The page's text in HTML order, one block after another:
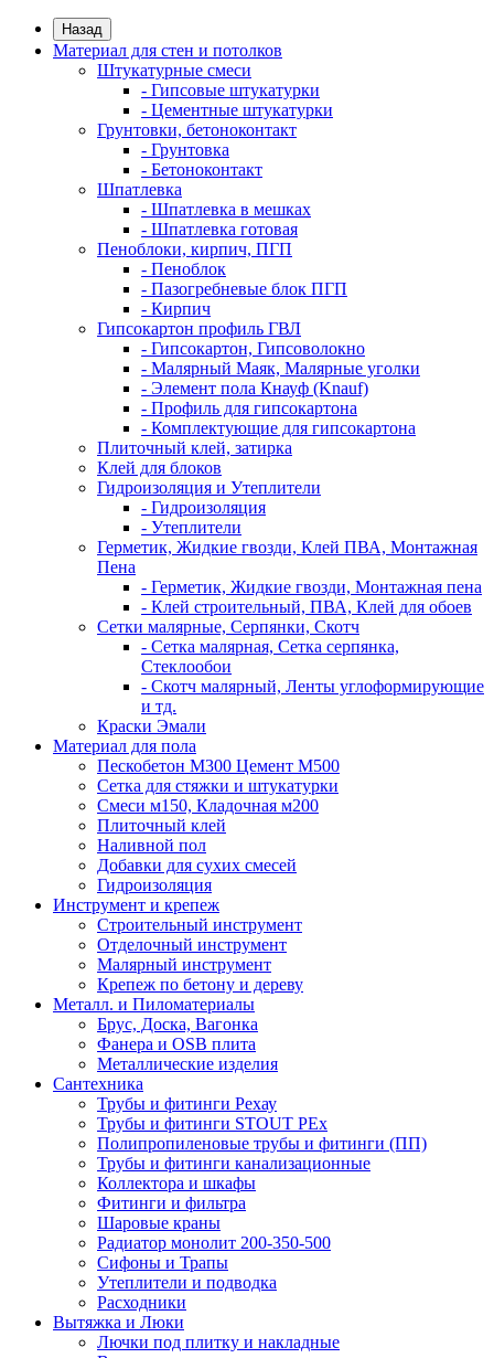
Назад
Материал для стен и потолков
Штукатурные смеси
- Гипсовые штукатурки
- Цементные штукатурки
Грунтовки, бетоноконтакт
- Грунтовка
- Бетоноконтакт
Шпатлевка
- Шпатлевка в мешках
- Шпатлевка готовая
Пеноблоки, кирпич, ПГП
- Пеноблок
- Пазогребневые блок ПГП
- Кирпич
Гипсокартон профиль ГВЛ
- Гипсокартон, Гипсоволокно
- Малярный Маяк, Малярные уголки
- Элемент пола Кнауф (Knauf)
- Профиль для гипсокартона
- Комплектующие для гипсокартона
Плиточный клей, затирка
Клей для блоков
Гидроизоляция и Утеплители
- Гидроизоляция
- Утеплители
Герметик, Жидкие гвозди, Клей ПВА, Монтажная
Пена
- Герметик, Жидкие гвозди, Монтажная пена
- Клей строительный, ПВА, Клей для обоев
Сетки малярные, Серпянки, Скотч
- Сетка малярная, Сетка серпянка,
Стеклообои
- Скотч малярный, Ленты углоформирующие
и тд.
Краски Эмали
Материал для пола
Пескобетон М300 Цемент М500
Сетка для стяжки и штукатурки
Смеси м150, Кладочная м200
Плиточный клей
Наливной пол
Добавки для сухих смесей
Гидроизоляция
Инструмент и крепеж
Строительный инструмент
Отделочный инструмент
Малярный инструмент
Крепеж по бетону и дереву
Металл. и Пиломатериалы
Брус, Доска, Вагонка
Фанера и OSB плита
Металлические изделия
Сантехника
Трубы и фитинги Рехау
Трубы и фитинги STOUT PEx
Полипропиленовые трубы и фитинги (ПП)
Трубы и фитинги канализационные
Коллектора и шкафы
Фитинги и фильтра
Шаровые краны
Радиатор монолит 200-350-500
Сифоны и Трапы
Утеплители и подводка
Расходники
Вытяжка и Люки
Лючки под плитку и накладные